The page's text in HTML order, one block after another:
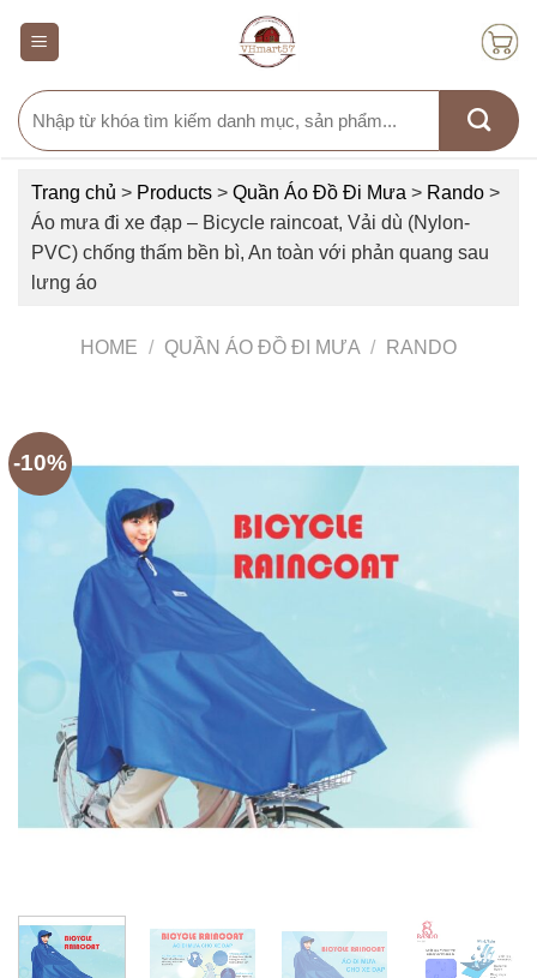
Search
for:
Trang chủ > Products > Quần Áo Đồ Đi Mưa > Rando >
Áo mưa đi xe đạp – Bicycle raincoat, Vải dù (Nylon-
PVC) chống thấm bền bì, An toàn với phản quang sau
lưng áo
HOME / QUẦN ÁO ĐỒ ĐI MƯA / RANDO
-10%